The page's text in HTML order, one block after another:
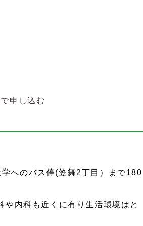
申し込む
へのバス停(笠舞2丁目）まで180
内科も近くに有り生活環境はと